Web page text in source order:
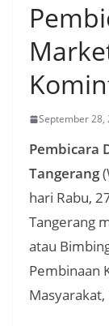
September 28,
Pembicara
Tangerang
hari Rabu,
Tangerang
atau
Pembinaan
Masyarakat,